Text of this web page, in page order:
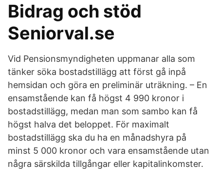
Bidrag och stöd
Seniorval.se
Vid Pensionsmyndigheten uppmanar alla som
tänker söka bostadstillägg att först gå inpå
hemsidan och göra en preliminär uträkning. – En
ensamstående kan få högst 4 990 kronor i
bostadstillägg, medan man som sambo kan få
högst halva det beloppet. För maximalt
bostadstillägg ska du ha en månadshyra på
minst 5 000 kronor och vara ensamstående utan
några särskilda tillgångar eller kapitalinkomster.